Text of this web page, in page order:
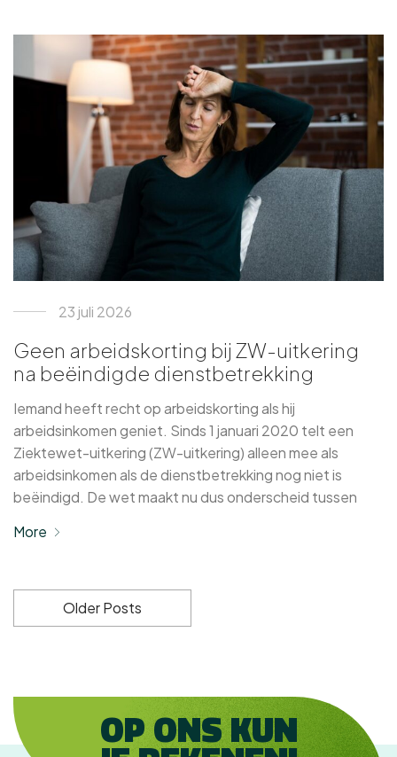
23 juli 2026
Geen arbeidskorting bij ZW-uitkering
na beëindigde dienstbetrekking
Iemand heeft recht op arbeidskorting als hij
arbeidsinkomen geniet. Sinds 1 januari 2020 telt een
Ziektewet-uitkering (ZW-uitkering) alleen mee als
arbeidsinkomen als de dienstbetrekking nog niet is
beëindigd. De wet maakt nu dus onderscheid tussen
More
Older Posts
OP ONS KUN